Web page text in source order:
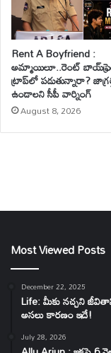
Most Viewed Posts
December 22, 2025
Life: మీకు నచ్చని
అసలు కారణం ఇదే!
July 28, 2026